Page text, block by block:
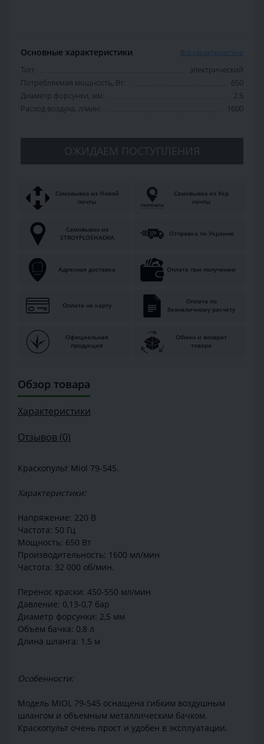
Основные характеристики Все характеристики
Тип:
электрический
Потребляемая мощность, Вт:
650
Диаметр форсунки, мм:
2.5
Расход воздуха, л/мин:
1600
ОЖИДАЕМ ПОСТУПЛЕНИЯ
Самовывоз из Новой
почты
Самовывоз из Укр
почты
Самовывоз из
STROYPLOSHADKA
Отправка по Украине
Адресная доставка Оплата при получении
Оплата на карту
Оплата по
безналичному расчету
Официальная
продукция
Обмен и возврат
товара
Обзор товара
Характеристики
Отзывов (0)
Краскопульт Miol 79-545.
Характеристики:
Напряжение: 220 В
Частота: 50 Гц
Мощность: 650 Вт
Производительность: 1600 мл/мин
Частота: 32 000 об/мин.
Перенос краски: 450-550 мл/мин
Давление: 0,13-0,7 бар
Диаметр форсунки: 2,5 мм
Объем бачка: 0,8 л
Длина шланга: 1,5 м
Особенности:
Модель MIOL 79-545 оснащена гибким воздушным
шлангом и объемным металлическим бачком.
Краскопульт очень прост и удобен в эксплуатации.